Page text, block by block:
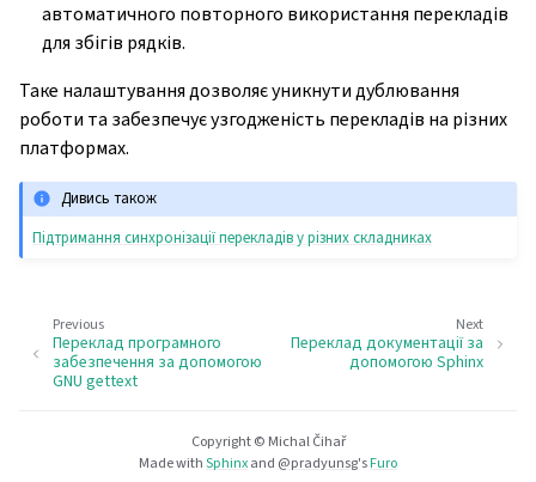
автоматичного повторного використання перекладів
для збігів рядків.
Таке налаштування дозволяє уникнути дублювання
роботи та забезпечує узгодженість перекладів на різних
платформах.
Дивись також
Підтримання синхронізації перекладів у різних складниках
Next
Переклад документації за
допомогою Sphinx
Previous
Переклад програмного
забезпечення за допомогою
GNU gettext
Copyright © Michal Čihař
Made withSphinxand @pradyunsg'sFuro